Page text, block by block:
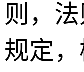
则，法
规定